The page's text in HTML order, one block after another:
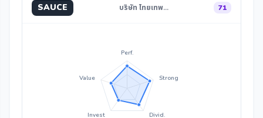
SAUCE บริษัท ไทยเทพ… 71
Perf.
Strong
Divid.
Invest
Value